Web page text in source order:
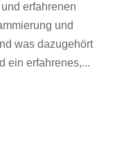
erfahrenen
und
was dazugehört
ein erfahrenes,...